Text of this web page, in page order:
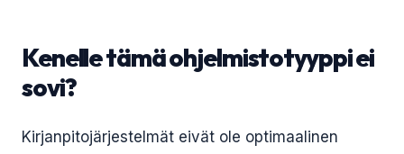
Kenelle tämä ohjelmistotyyppi ei
sovi?
Kirjanpitojärjestelmät eivät ole optimaalinen